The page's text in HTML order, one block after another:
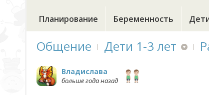
Планирование Беременность
Общение Дети 1-3 лет
Владислава
больше года назад